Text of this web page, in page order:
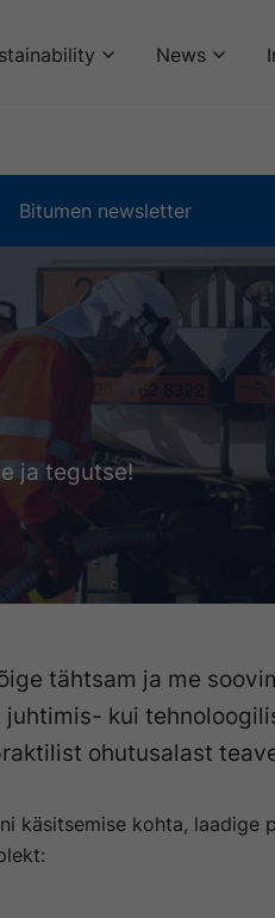
News
Bitumen newsletter
ja tegutse!
tähtsam ja me
kui
ohutusalast
käsitsemise kohta, laadige